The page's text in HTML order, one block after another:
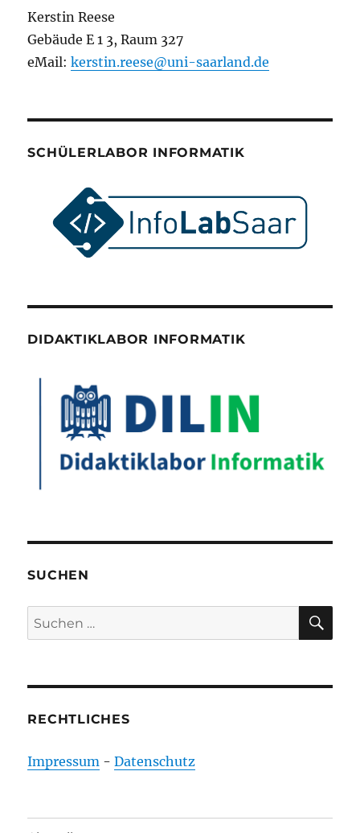
Kerstin Reese
Gebäude E 1 3, Raum 327
eMail:kerstin.reese@uni-saarland.de
SCHÜLERLABOR INFORMATIK
DIDAKTIKLABOR INFORMATIK
SUCHEN
Suchen
nach:
RECHTLICHES
Impressum -Datenschutz